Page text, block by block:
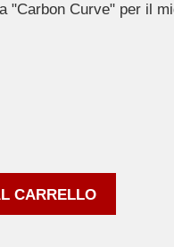
"Carbon Curve" per il
CARRELLO